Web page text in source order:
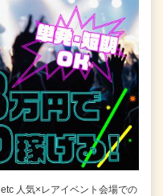
人気×レアイベント会場での